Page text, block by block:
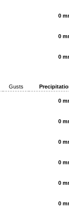
0
0
0
Gusts
0
0
0
0
0
0